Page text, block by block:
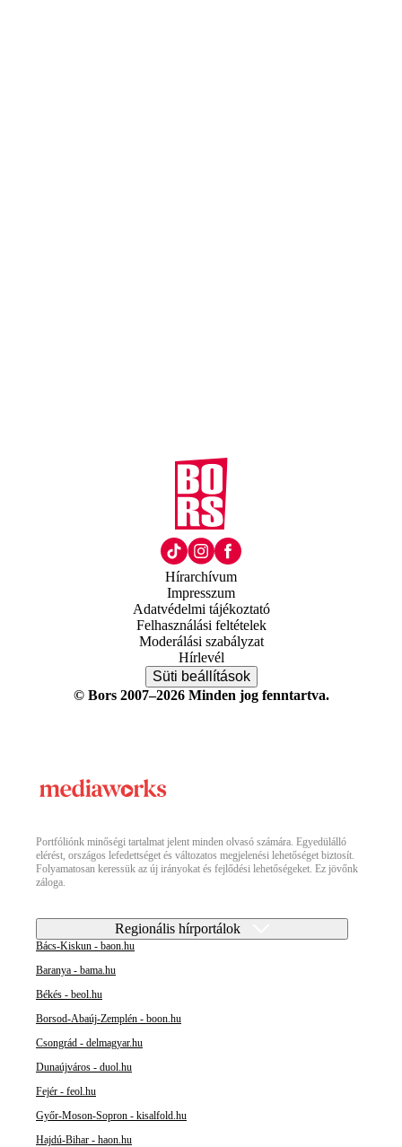
Hírarchívum
Impresszum
Adatvédelmi tájékoztató
Felhasználási feltételek
Moderálási szabályzat
Hírlevél
Süti beállítások
© Bors 2007–2026 Minden jog fenntartva.
Portfóliónk minőségi tartalmat jelent minden olvasó számára. Egyedülálló
elérést, országos lefedettséget és változatos megjelenési lehetőséget biztosít.
Folyamatosan keressük az új irányokat és fejlődési lehetőségeket. Ez jövőnk
záloga.
Regionális hírportálok
Bács-Kiskun - baon.hu
Baranya - bama.hu
Békés - beol.hu
Borsod-Abaúj-Zemplén - boon.hu
Csongrád - delmagyar.hu
Dunaújváros - duol.hu
Fejér - feol.hu
Győr-Moson-Sopron - kisalfold.hu
Hajdú-Bihar - haon.hu